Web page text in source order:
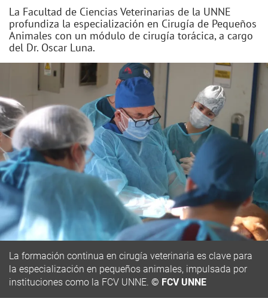
La Facultad de Ciencias Veterinarias de la UNNE
profundiza la especialización en Cirugía de Pequeños
Animales con un módulo de cirugía torácica, a cargo
del Dr. Oscar Luna.
La formación continua en cirugía veterinaria es clave para
la especialización en pequeños animales, impulsada por
instituciones como la FCV UNNE. © FCV UNNE